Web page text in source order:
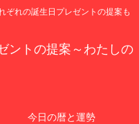
ぞれの誕生日プレゼントの提案も
ントの提案～わたしの
今日の暦と運勢